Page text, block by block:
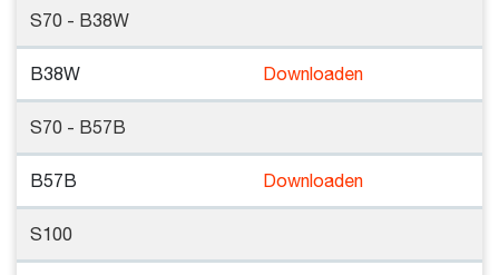
S70 - B38W
B38W Downloaden
S70 - B57B
B57B Downloaden
S100